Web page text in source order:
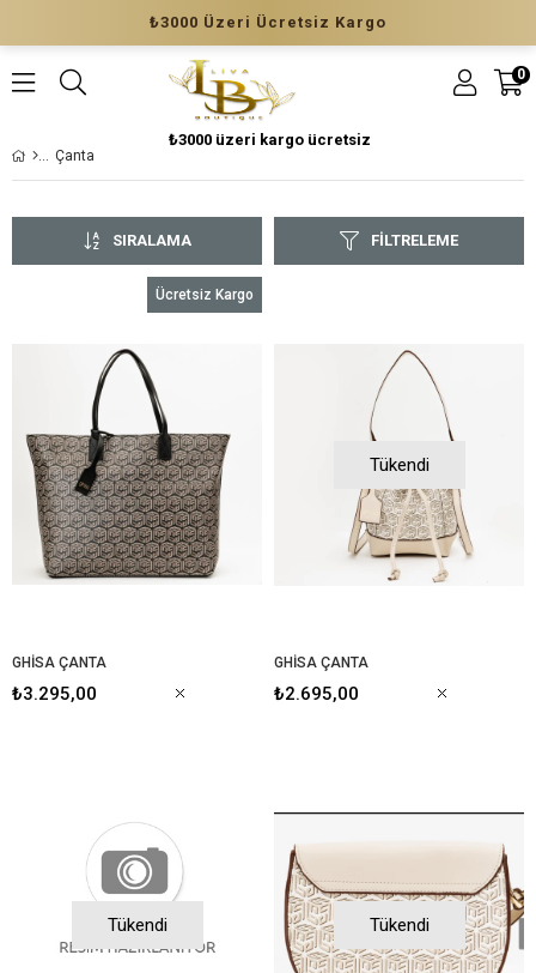
₺3000 Üzeri Ücretsiz Kargo
₺3000 üzeri kargo ücretsiz
0
Çanta
FILTRELEME
SIRALAMA
GHİSA ÇANTA
₺3.295,00
Ücretsiz Kargo
Tükendi
GHİSA ÇANTA
₺2.695,00
Tükendi Tükendi